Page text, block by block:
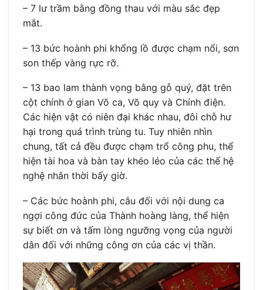
– 7 lư trầm bằng đồng thau với màu sắc đẹp
mắt.
– 13 bức hoành phi khổng lồ được chạm nổi, sơn
son thếp vàng rực rỡ.
– 13 bao lam thành vọng bằng gỗ quý, đặt trên
cột chính ở gian Võ ca, Võ quy và Chính điện.
Các hiện vật có niên đại khác nhau, đôi chỗ hư
hại trong quá trình trùng tu. Tuy nhiên nhìn
chung, tất cả đều được chạm trổ công phu, thể
hiện tài hoa và bàn tay khéo léo của các thế hệ
nghệ nhân thời bấy giờ.
– Các bức hoành phi, câu đối với nội dung ca
ngợi công đức của Thành hoàng làng, thể hiện
sự biết ơn và tấm lòng ngưỡng vọng của người
dân đối với những công ơn của các vị thần.